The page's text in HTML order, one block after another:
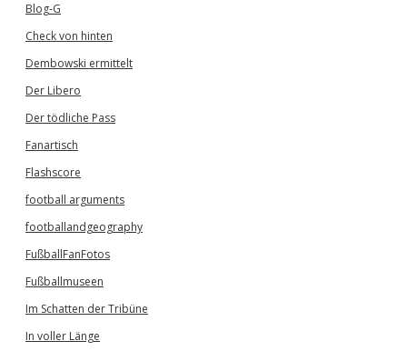
Blog-G
Check von hinten
Dembowski ermittelt
Der Libero
Der tödliche Pass
Fanartisch
Flashscore
football arguments
footballandgeography
FußballFanFotos
Fußballmuseen
Im Schatten der Tribüne
In voller Länge